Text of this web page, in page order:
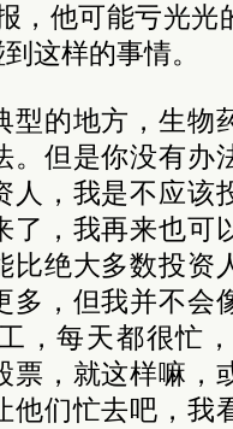
，他可能亏光
这样的事情。
型的地方，生物
。但是你没有办
人，我是不应该
了，我再来也可
比绝大多数投资
多，但我并不会
，每天都很忙
票，就这样嘛，
他们忙去吧，我